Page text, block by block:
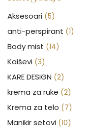
Aksesoari (5)
anti-perspirant (1)
Body mist (14)
Kaiševi (3)
KARE DESIGN (2)
krema za ruke (2)
Krema za telo (7)
Manikir setovi (10)